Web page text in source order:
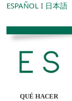
ESPAÑOL I 日本語
QUÉ HACER